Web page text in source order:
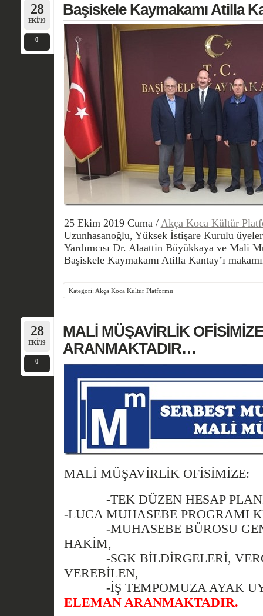
28
EKI/19
0
Başiskele Kaymakamı Atilla
25 Ekim 2019 Cuma / Akça Koca Kültür
Uzunhasanoğlu, Yüksek İstişare Kurulu
Yardımcısı Dr. Alaattin Büyükkaya ve Mali
Başiskele Kaymakamı Atilla Kantay’ı
Kategori: Akça Koca Kültür Platformu
28
EKI/19
0
MALİ MÜŞAVİRLİK
ARANMAKTADIR…
MALİ MÜŞAVİRLİK OFİSİMİZE:
-TEK DÜZEN HESAP
-LUCA MUHASEBE PROGRAMI
-MUHASEBE BÜROSU
HAKİM,
-SGK BİLDİRGELERİ,
VEREBİLEN,
-İŞ TEMPOMUZA AYAK
ELEMAN ARANMAKTADIR.